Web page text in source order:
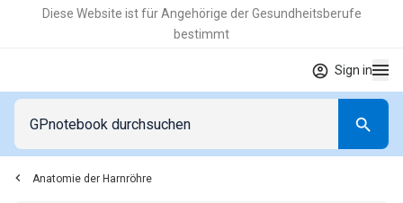
Diese Website ist für Angehörige der Gesundheitsberufe
bestimmt
Sign in
Anatomie der Harnröhre